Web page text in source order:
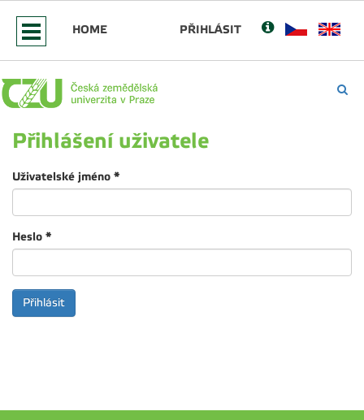
HOME PŘIHLÁSIT
Přihlášení uživatele
Uživatelské jméno *
Heslo *